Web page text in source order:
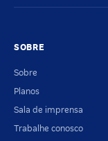
SOBRE
Sobre
Planos
Sala de imprensa
Trabalhe conosco